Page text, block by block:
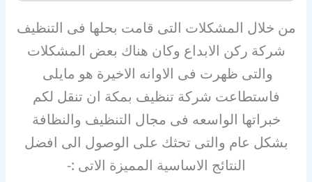
من خلال المشكلات التى قامت بحلها فى التنظيف
شركة ركن الابداع وكان هناك بعض المشكلات
والتى ظهرت فى الاوانه الاخيرة هو مايلى
فاستطاعت شركة تنظيف بمكة ان تنقل لكم
خبراتها الواسعه فى مجال التنظيف والنظافة
بشكل عام والتى تحثك على الوصول الى افضل
النتائج الاساسية المميزة الاتى :-